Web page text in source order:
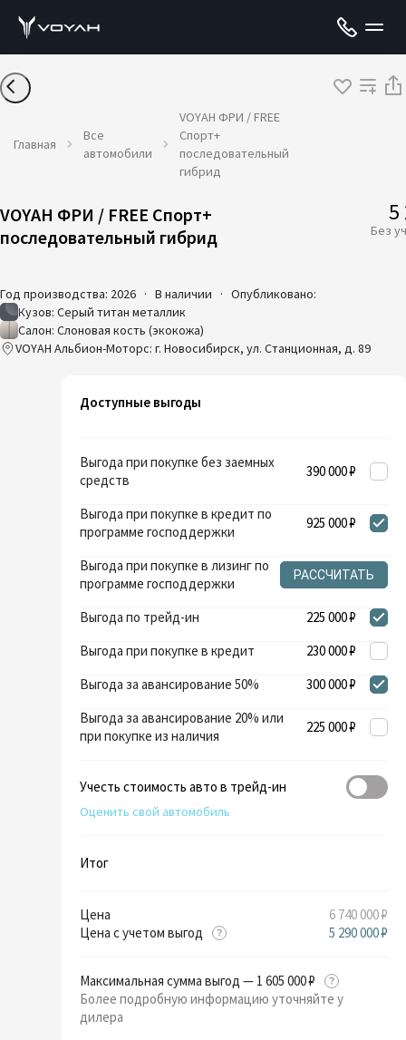
Главная
Все
автомобили
VOYAH ФРИ / FREE
Спорт+
последовательный
гибрид
VOYAH ФРИ / FREE Спорт+
последовательный гибрид
Год производства: 2026 · В наличии · Опубликовано:
Кузов: Серый титан металлик
Салон: Слоновая кость (экокожа)
VOYAH Альбион-Моторс: г. Новосибирск, ул. Станционная, д. 89
5
Без
Доступные выгоды
Выгода при покупке без заемных
средств
390 000 ₽
Выгода при покупке в кредит по
программе господдержки
925 000 ₽
Выгода при покупке в лизинг по
программе господдержки
РАССЧИТАТЬ
Выгода по трейд-ин
225 000 ₽
Выгода при покупке в кредит
230 000 ₽
Выгода за авансирование 50%
300 000 ₽
Выгода за авансирование 20% или
при покупке из наличия
225 000 ₽
Учесть стоимость авто в трейд-ин
Оценить свой автомобиль
Итог
Цена
6 740 000 ₽
Цена с учетом выгод
5 290 000 ₽
Максимальная сумма выгод — 1 605 000 ₽
Более подробную информацию уточняйте у
дилера